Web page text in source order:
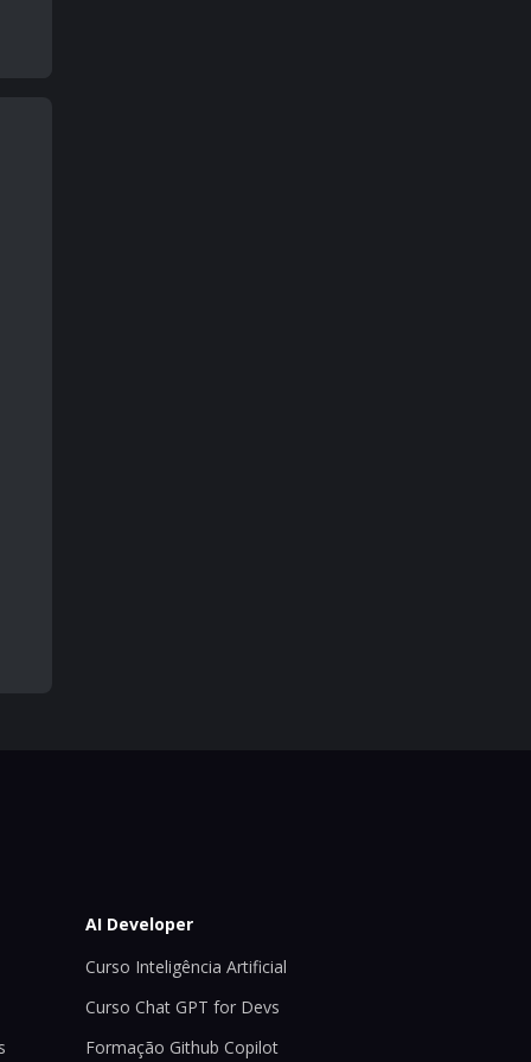
AI Developer
Curso Inteligência Artificial
Curso Chat GPT for Devs
Formação Github Copilot